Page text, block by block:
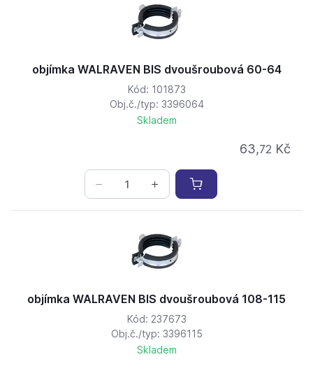
objímka WALRAVEN BIS dvoušroubová 60-64
Kód: 101873
Obj.č./typ: 3396064
Skladem
63,72 Kč
objímka WALRAVEN BIS dvoušroubová 108-115
Kód: 237673
Obj.č./typ: 3396115
Skladem